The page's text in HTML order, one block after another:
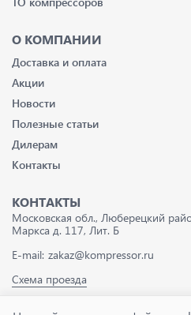
О КОМПАНИИ
Доставка и оплата
Акции
Новости
Полезные статьи
Дилерам
Контакты
КОНТАКТЫ
Московская обл., Люберецкий
Маркса д. 117, Лит. Б
E-mail: zakaz@kompressor.ru
Схема проезда